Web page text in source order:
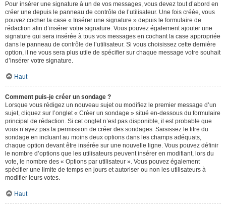
Pour insérer une signature à un de vos messages, vous devez tout d’abord en
créer une depuis le panneau de contrôle de l’utilisateur. Une fois créée, vous
pouvez cocher la case « Insérer une signature » depuis le formulaire de
rédaction afin d’insérer votre signature. Vous pouvez également ajouter une
signature qui sera insérée à tous vos messages en cochant la case appropriée
dans le panneau de contrôle de l’utilisateur. Si vous choisissez cette dernière
option, il ne vous sera plus utile de spécifier sur chaque message votre souhait
d’insérer votre signature.
Haut
Comment puis-je créer un sondage ?
Lorsque vous rédigez un nouveau sujet ou modifiez le premier message d’un
sujet, cliquez sur l’onglet « Créer un sondage » situé en-dessous du formulaire
principal de rédaction. Si cet onglet n’est pas disponible, il est probable que
vous n’ayez pas la permission de créer des sondages. Saisissez le titre du
sondage en incluant au moins deux options dans les champs adéquats,
chaque option devant être insérée sur une nouvelle ligne. Vous pouvez définir
le nombre d’options que les utilisateurs peuvent insérer en modifiant, lors du
vote, le nombre des « Options par utilisateur ». Vous pouvez également
spécifier une limite de temps en jours et autoriser ou non les utilisateurs à
modifier leurs votes.
Haut